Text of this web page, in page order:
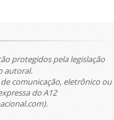
protegidos pela legislação
autoral.
comunicação, eletrônico ou
do A12